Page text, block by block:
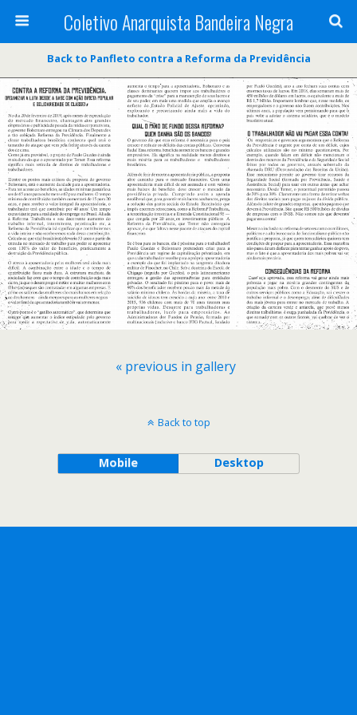
Coletivo Anarquista Bandeira Negra
Back to Panfleto contra a Reforma da Previdência
« previous in gallery
Back to top
Mobile Desktop